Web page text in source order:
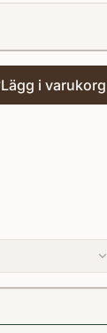
Lägg i varukorg